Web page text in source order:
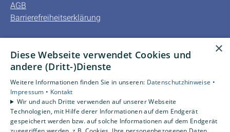
AGB
Barrierefreiheitserklärung
Privatkunden
Gewerbekunden
Karriere
Unternehmen
Kontakt
×
Diese Webseite verwendet Cookies und
andere (Dritt-)Dienste
Weitere Informationen finden Sie in unseren: Datenschutzhinweise •
Impressum • Kontakt
Wir und auch Dritte verwenden auf unserer Webseite
Technologien, mit Hilfe derer Informationen auf dem Endgerät
gespeichert werden bzw. auf solche Informationen auf dem Endgerät